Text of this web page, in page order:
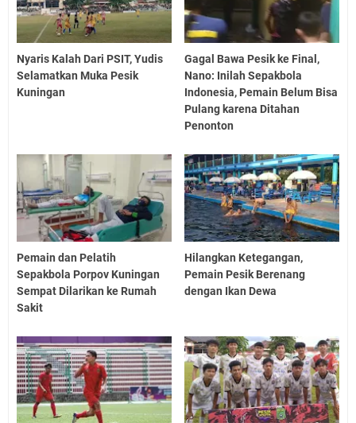
Nyaris Kalah Dari PSIT, Yudis
Selamatkan Muka Pesik
Kuningan
Gagal Bawa Pesik ke Final,
Nano: Inilah Sepakbola
Indonesia, Pemain Belum Bisa
Pulang karena Ditahan
Penonton
Pemain dan Pelatih
Sepakbola Porpov Kuningan
Sempat Dilarikan ke Rumah
Sakit
Hilangkan Ketegangan,
Pemain Pesik Berenang
dengan Ikan Dewa